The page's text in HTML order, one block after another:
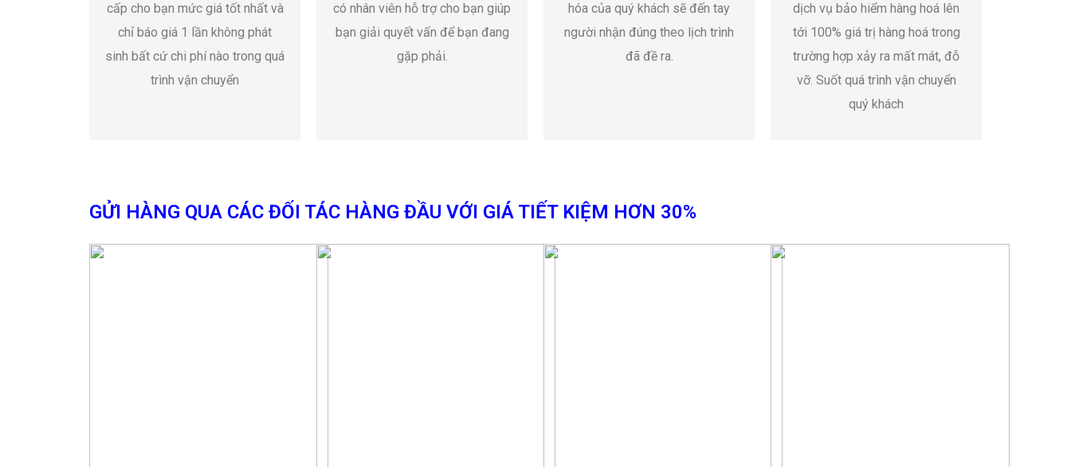
cấp cho bạn mức giá tốt nhất và
chỉ báo giá 1 lần không phát
sinh bất cứ chi phí nào trong quá
trình vận chuyển
có nhân viên hỗ trợ cho bạn giúp
bạn giải quyết vấn để bạn đang
gặp phải.
hóa của quý khách sẽ đến tay
người nhận đúng theo lịch trình
đã đề ra.
dịch vụ bảo hiểm hàng hoá lên
tới 100% giá trị hàng hoá trong
trường hợp xảy ra mất mát, đỗ
vỡ. Suốt quá trình vận chuyển
quý khách
GỬI HÀNG QUA CÁC ĐỐI TÁC HÀNG ĐẦU VỚI GIÁ TIẾT KIỆM HƠN 30%